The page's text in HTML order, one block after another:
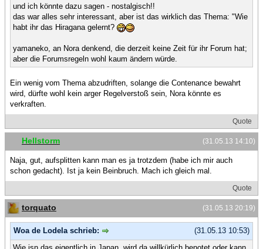
und ich könnte dazu sagen - nostalgisch!!
das war alles sehr interessant, aber ist das wirklich das Thema: "Wie
habt ihr das Hiragana gelernt?
yamaneko, an Nora denkend, die derzeit keine Zeit für ihr Forum hat;
aber die Forumsregeln wohl kaum ändern würde.
Ein wenig vom Thema abzudriften, solange die Contenance bewahrt
wird, dürfte wohl kein arger Regelverstoß sein, Nora könnte es
verkraften.
Quote
(31.05.13 14:10)
Hellstorm
Naja, gut, aufsplitten kann man es ja trotzdem (habe ich mir auch
schon gedacht). Ist ja kein Beinbruch. Mach ich gleich mal.
Quote
(31.05.13 20:19)
torquato
(31.05.13 10:53)
Woa de Lodela schrieb: